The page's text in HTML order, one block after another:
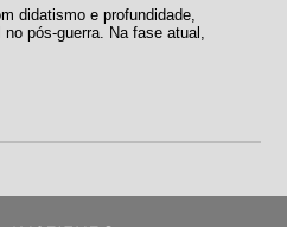
didatismo e profundidade,
pós-guerra. Na fase atual,